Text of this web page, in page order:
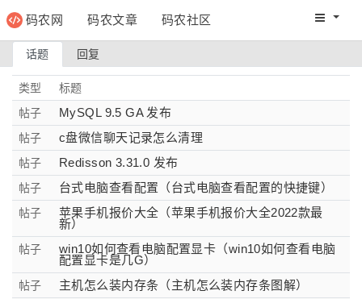
码农网 码农文章 码农社区 码农网
话题 回复
类型
标题
帖子
MySQL 9.5 GA 发布
帖子 c盘微信聊天记录怎么清理
帖子 Redisson 3.31.0 发布
帖子 台式电脑查看配置（台式电脑查看配置的快捷键）
帖子
苹果手机报价大全（苹果手机报价大全2022款最
新）
帖子
win10如何查看电脑配置显卡（win10如何查看电脑
配置显卡是几G）
帖子 主机怎么装内存条（主机怎么装内存条图解）